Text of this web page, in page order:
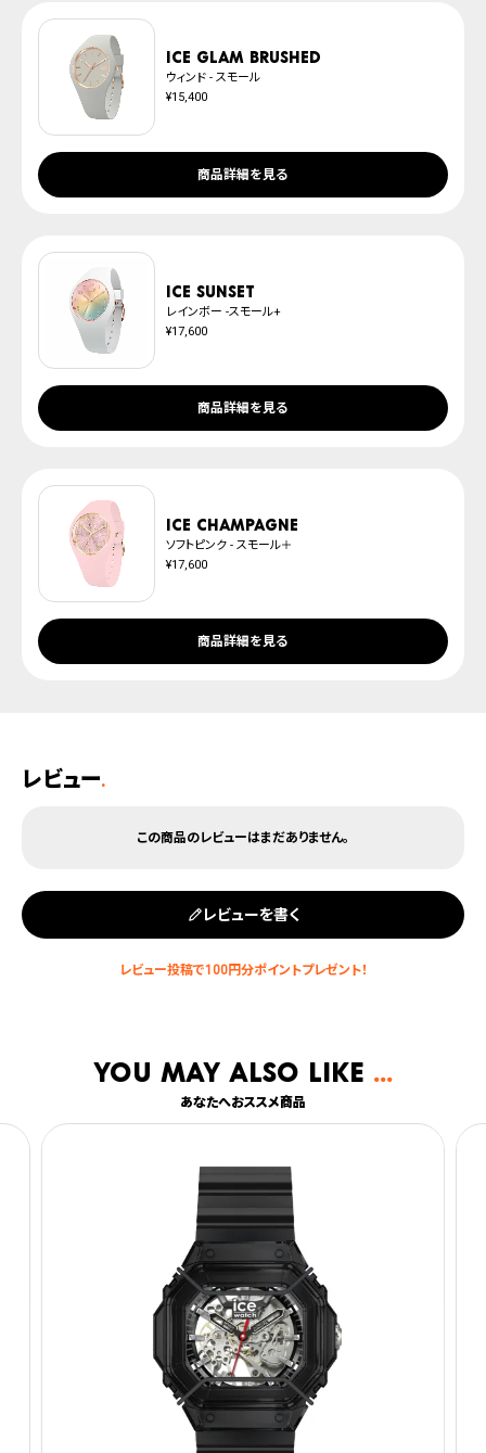
ICE glam brushed
ウィンド - スモール
¥15,400
商品詳細を見る
ICE sunset
レインボー -スモール+
¥17,600
商品詳細を見る
ICE champagne
ソフトピンク - スモール＋
¥17,600
商品詳細を見る
レビュー.
レビューを書く
You may also like
あなたへおススメ商品